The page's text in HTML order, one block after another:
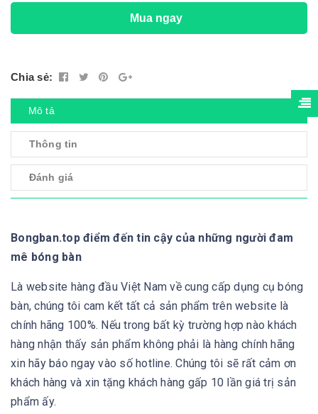
Mua ngay
Chia sẻ:
Mô tả
Thông tin
Đánh giá
Bongban.top điểm đến tin cậy của những người đam
mê bóng bàn
Là website hàng đầu Việt Nam về cung cấp dụng cụ bóng
bàn, chúng tôi cam kết tất cả sản phẩm trên website là
chính hãng 100%. Nếu trong bất kỳ trường hợp nào khách
hàng nhận thấy sản phẩm không phải là hàng chính hãng
xin hãy báo ngay vào số hotline. Chúng tôi sẽ rất cảm ơn
khách hàng và xin tặng khách hàng gấp 10 lần giá trị sản
phẩm ấy.